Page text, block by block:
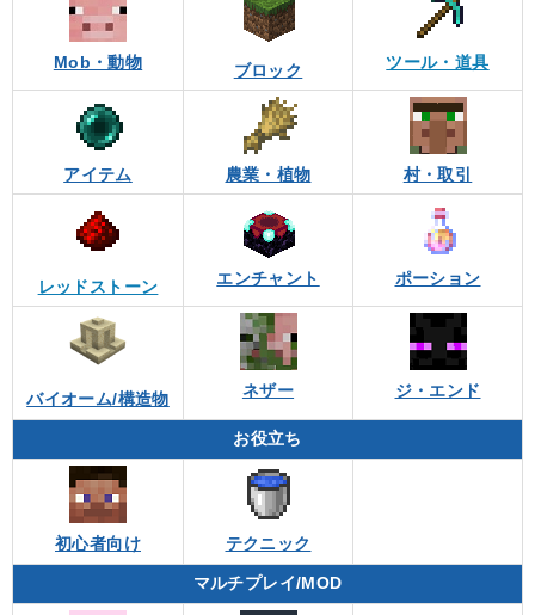
Mob・動物 ブロック ツール・道具
アイテム 農業・植物 村・取引
レッドストーン エンチャント ポーション
バイオーム/構造物 ネザー ジ・エンド
お役立ち
初心者向け テクニック
マルチプレイ/MOD